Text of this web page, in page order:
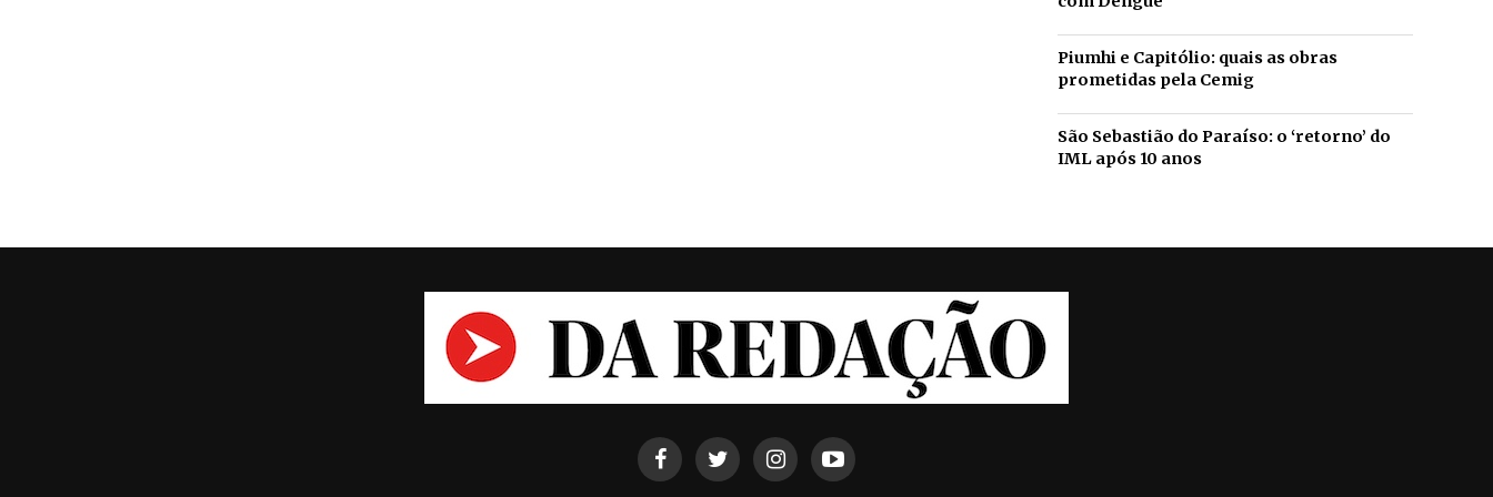
Piumhi e Capitólio: quais as obras
prometidas pela Cemig
São Sebastião do Paraíso: o ‘retorno’ do
IML após 10 anos